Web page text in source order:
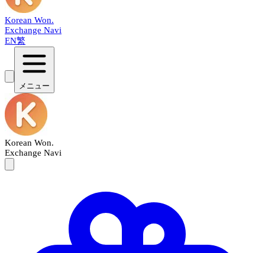
Korean Won.
Exchange Navi
EN繁
メニュー
Korean Won.
Exchange Navi